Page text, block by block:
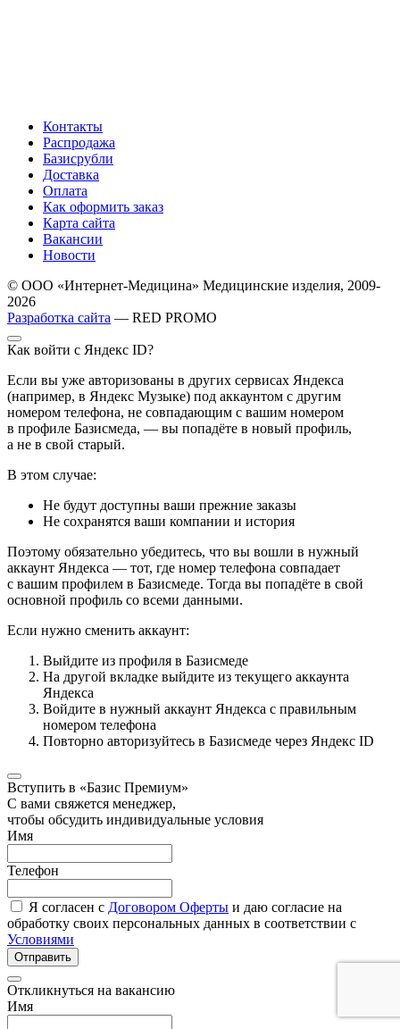
Контакты
Распродажа
Базисрубли
Доставка
Оплата
Как оформить заказ
Карта сайта
Вакансии
Новости
© ООО «Интернет-Медицина» Медицинские изделия, 2009-
2026
Разработка сайта — RED PROMO
Как войти с Яндекс ID?
Если вы уже авторизованы в других сервисах Яндекса
(например, в Яндекс Музыке) под аккаунтом с другим
номером телефона, не совпадающим с вашим номером
в профиле Базисмеда, — вы попадёте в новый профиль,
а не в свой старый.
В этом случае:
Не будут доступны ваши прежние заказы
Не сохранятся ваши компании и история
Поэтому обязательно убедитесь, что вы вошли в нужный
аккаунт Яндекса — тот, где номер телефона совпадает
с вашим профилем в Базисмеде. Тогда вы попадёте в свой
основной профиль со всеми данными.
Если нужно сменить аккаунт:
Выйдите из профиля в Базисмеде
На другой вкладке выйдите из текущего аккаунта
Яндекса
Войдите в нужный аккаунт Яндекса с правильным
номером телефона
Повторно авторизуйтесь в Базисмеде через Яндекс ID
Вступить в «Базис Премиум»
С вами свяжется менеджер,
чтобы обсудить индивидуальные условия
Имя
Телефон
Я согласен с Договором Оферты и даю согласие на
обработку своих персональных данных в соответствии с
Условиями
Отправить
Откликнуться на вакансию
Имя